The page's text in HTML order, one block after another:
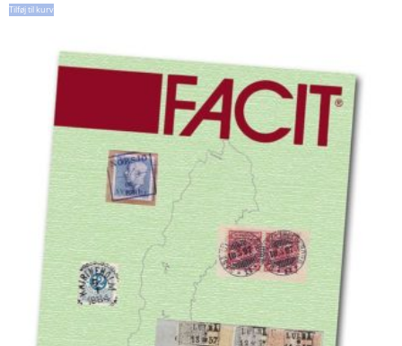
Tilføj til kurv